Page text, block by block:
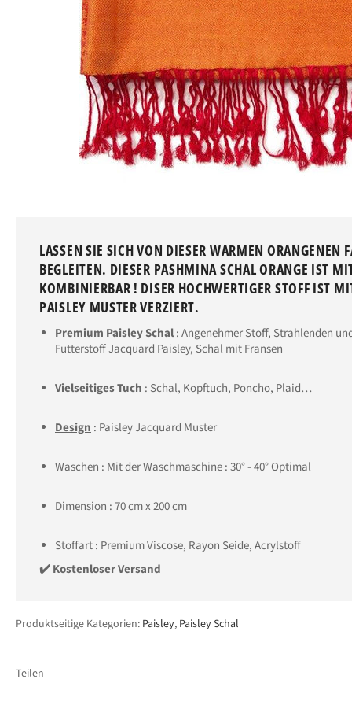
LASSEN SIE SICH VON DIESER WARMEN ORANGENEN
BEGLEITEN. DIESER PASHMINA SCHAL ORANGE IST
KOMBINIERBAR ! DISER HOCHWERTIGER STOFF IST
PAISLEY MUSTER VERZIERT.
Premium Paisley Schal: Angenehmer Stoff, Strahlenden
Futterstoff Jacquard Paisley, Schal mit Fransen
Vielseitiges Tuch : Schal, Kopftuch, Poncho, Plaid…
Design : Paisley Jacquard Muster
Waschen : Mit der Waschmaschine : 30° - 40° Optimal
Dimension :70cm x 200 cm
Stoffart : Premium Viscose, Rayon Seide,Acrylstoff
✔️ Kostenloser Versand
Produktseitige Kategorien: Paisley, Paisley Schal
Teilen